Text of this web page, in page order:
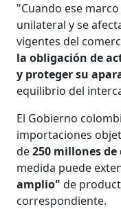
"Cuando ese
unilateral y se
vigentes del
la obligación de
y proteger su
equilibrio del
El Gobierno
importaciones
de250 millones
medida puede
amplio"de
correspondiente.